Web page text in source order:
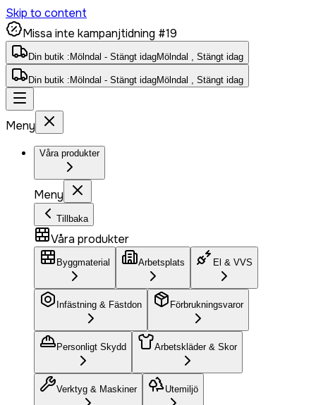
Skip to content
Missa inte kampanjtidning #19
Din butik : Mölndal - Stängt idagMölndal , Stängt idag
Din butik : Mölndal - Stängt idagMölndal , Stängt idag
Meny
Våra produkter
Meny
Tillbaka
Våra produkter
Byggmaterial Arbetsplats El & VVS
Infästning & Fästdon Förbrukningsvaror
Personligt Skydd Arbetskläder & Skor
Verktyg & Maskiner Utemiljö